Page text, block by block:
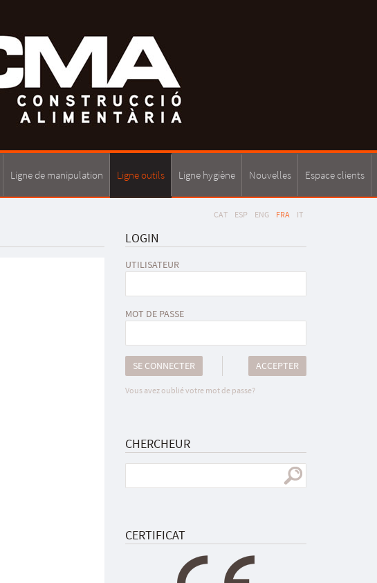
Ligne de manipulation Ligne outils Ligne hygiène Nouvelles Espace clients
CAT ESP ENG FRA IT
LOGIN
UTILISATEUR
MOT DE PASSE
ACCEPTER
SE CONNECTER
Vous avez oublié votre mot de passe?
CHERCHEUR
CERTIFICAT